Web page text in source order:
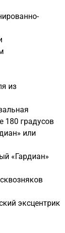
из
180 градусов
или
«Гардиан»
эксцентрик